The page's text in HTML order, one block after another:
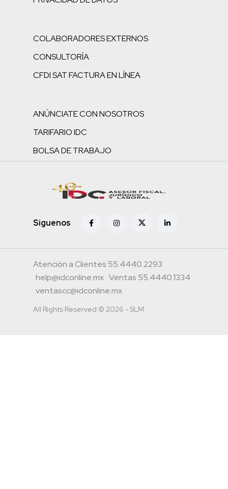
COLABORADORES EXTERNOS
CONSULTORÍA
CFDI SAT FACTURA EN LÍNEA
ANÚNCIATE CON NOSOTROS
TARIFARIO IDC
BOLSA DE TRABAJO
Siguenos
Atención a Clientes 55.4440.2293
help@idconline.mx Ventas 55.4440.1334
ventascc@idconline.mx
All Rights Reserved © 2026 - SLM